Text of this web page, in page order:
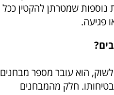
נוספות שמטרתן להקטין ככל
פגיעה.
הוא עובר מספר מבחנים
חלק מהמבחנים